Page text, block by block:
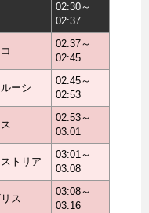
02:30～
02:37
02:37～
02:45
ーシ
02:45～
02:53
02:53～
03:01
トリア
03:01～
03:08
ス
03:08～
03:16